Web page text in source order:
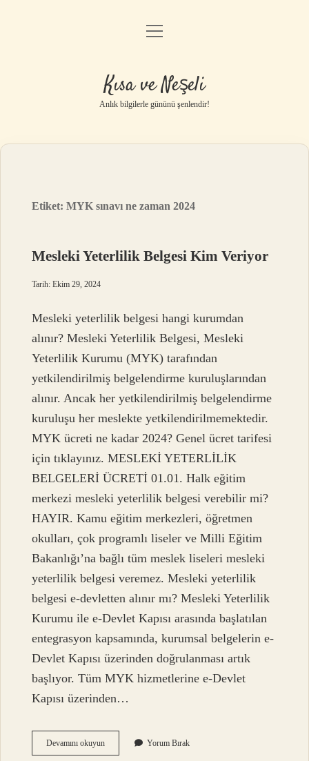
Anasayfa
Yasal Uyarı
menüyü
Kısa ve Neşeli
Anlık bilgilerle gününü şenlendir!
Etiket:MYK sınavı ne zaman 2024
Mesleki Yeterlilik Belgesi Kim Veriyor
Tarih: Ekim 29, 2024
Mesleki yeterlilik belgesi hangi kurumdan
alınır? Mesleki Yeterlilik Belgesi, Mesleki
Yeterlilik Kurumu (MYK) tarafından
yetkilendirilmiş belgelendirme kuruluşlarından
alınır. Ancak her yetkilendirilmiş belgelendirme
kuruluşu her meslekte yetkilendirilmemektedir.
MYK ücreti ne kadar 2024? Genel ücret tarifesi
için tıklayınız. MESLEKİ YETERLİLİK
BELGELERİ ÜCRETİ 01.01. Halk eğitim
merkezi mesleki yeterlilik belgesi verebilir mi?
HAYIR. Kamu eğitim merkezleri, öğretmen
okulları, çok programlı liseler ve Milli Eğitim
Bakanlığı’na bağlı tüm meslek liseleri mesleki
yeterlilik belgesi veremez. Mesleki yeterlilik
belgesi e-devletten alınır mı? Mesleki Yeterlilik
Kurumu ile e-Devlet Kapısı arasında başlatılan
entegrasyon kapsamında, kurumsal belgelerin e-
Devlet Kapısı üzerinden doğrulanması artık
başlıyor. Tüm MYK hizmetlerine e-Devlet
Kapısı üzerinden…
Devamını okuyunMesleki
Yeterlilik
Yorum Bırak